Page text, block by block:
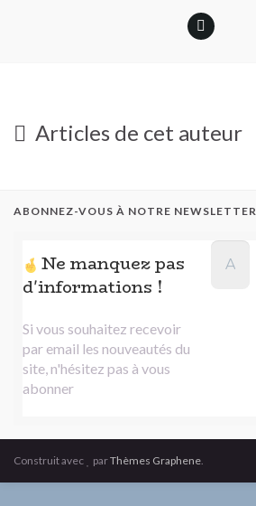
Articles de cet auteur
ABONNEZ-VOUS À NOTRE NEWSLETTER
Ne manquez pas
d'informations !
Si vous souhaitez recevoir
par email les nouveautés du
site, n'hésitez pas à vous
abonner
Construit avec parThèmes Graphene.